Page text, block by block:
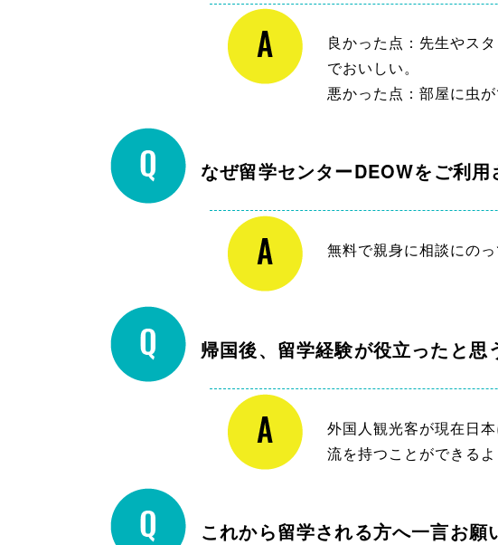
良かった点：先生やス
でおいしい。
悪かった点：部屋に虫
なぜ留学センターDEOWをご利用
無料で親身に相談にの
帰国後、留学経験が役立ったと思
外国人観光客が現在日
流を持つことができるよ
これから留学される方へ一言お願